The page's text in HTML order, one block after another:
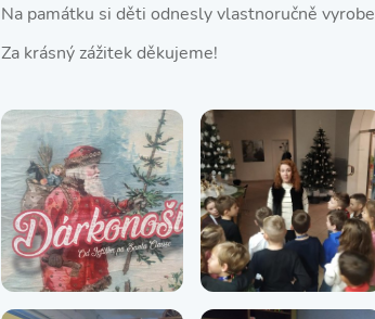
Na památku si děti odnesly vlastnoručně
Za krásný zážitek děkujeme!